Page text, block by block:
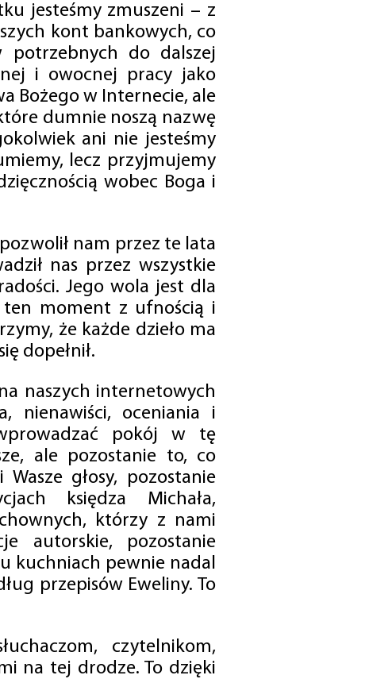
jesteśmy zmuszeni – z
kont bankowych, co
potrzebnych do dalszej
i owocnej pracy jako
Bożego w Internecie, ale
dumnie noszą nazwę
ani nie jesteśmy
lecz przyjmujemy
wobec Boga i
nam przez te lata
nas przez wszystkie
Jego wola jest dla
ten moment z ufnością i
że każde dzieło ma
dopełnił.
naszych internetowych
nienawiści, oceniania i
pokój w tę
ale pozostanie to, co
głosy, pozostanie
księdza Michała,
którzy z nami
autorskie, pozostanie
kuchniach pewnie nadal
przepisów Eweliny. To
czytelnikom,
na tej drodze. To dzięki